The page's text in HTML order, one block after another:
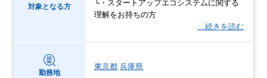
対象となる方
└・スタートアップエコシステムに関する
理解をお持ちの方
…続きを読む
勤務地
東京都 兵庫県